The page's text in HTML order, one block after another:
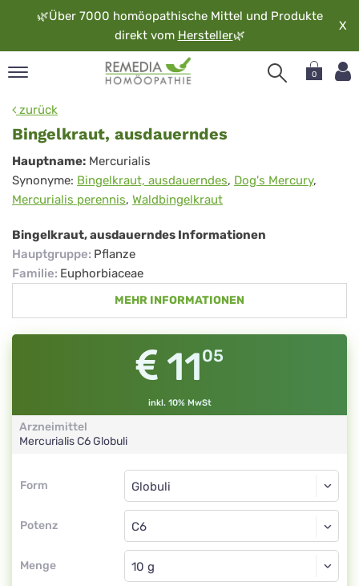
🌿Über 7000 homöopathische Mittel und Produkte
direkt vom Hersteller🌿
X
0
zurück
Bingelkraut, ausdauerndes
Bingelkraut,
ausdauerndes
Hauptname: Mercurialis
Synonyme: Bingelkraut, ausdauerndes, Dog's Mercury,
Mercurialis perennis, Waldbingelkraut
Bingelkraut, ausdauerndes Informationen
Hauptgruppe: Pflanze
Familie: Euphorbiaceae
MEHR INFORMATIONEN
1105
inkl. 10% MwSt
Arzneimittel
MercurialisC6Globuli
Form
Form
Potenz
Globuli
C6
Menge
Globuli